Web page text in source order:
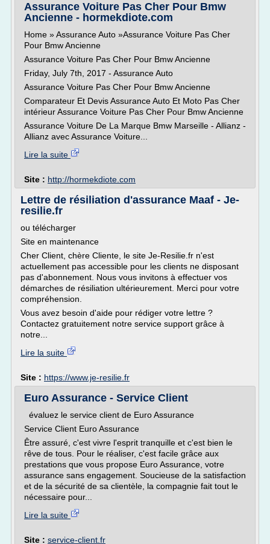
Assurance Voiture Pas Cher Pour Bmw
Ancienne - hormekdiote.com
Home » Assurance Auto »Assurance Voiture Pas Cher
Pour Bmw Ancienne
Assurance Voiture Pas Cher Pour Bmw Ancienne
Friday, July 7th, 2017 - Assurance Auto
Assurance Voiture Pas Cher Pour Bmw Ancienne
Comparateur Et Devis Assurance Auto Et Moto Pas Cher
intérieur Assurance Voiture Pas Cher Pour Bmw Ancienne
Assurance Voiture De La Marque Bmw Marseille - Allianz -
Allianz avec Assurance Voiture...
Lire la suite
Site : http://hormekdiote.com
Lettre de résiliation d'assurance Maaf - Je-
resilie.fr
ou télécharger
Site en maintenance
Cher Client, chère Cliente, le site Je-Resilie.fr n'est
actuellement pas accessible pour les clients ne disposant
pas d'abonnement. Nous vous invitons à effectuer vos
démarches de résiliation ultérieurement. Merci pour votre
compréhension.
Vous avez besoin d'aide pour rédiger votre lettre ?
Contactez gratuitement notre service support grâce à
notre...
Lire la suite
Site : https://www.je-resilie.fr
Euro Assurance - Service Client
évaluez le service client de Euro Assurance
Service Client Euro Assurance
Être assuré, c'est vivre l'esprit tranquille et c'est bien le
rêve de tous. Pour le réaliser, c'est facile grâce aux
prestations que vous propose Euro Assurance, votre
assurance sans engagement. Soucieuse de la satisfaction
et de la sécurité de sa clientèle, la compagnie fait tout le
nécessaire pour...
Lire la suite
Site : service-client.fr